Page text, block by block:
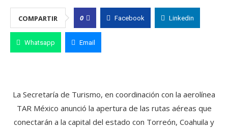
COMPARTIR 0 Facebook Linkedin
Whatsapp Email
La Secretaría de Turismo, en coordinación con la aerolínea
TAR México anunció la apertura de las rutas aéreas que
conectarán a la capital del estado con Torreón, Coahuila y